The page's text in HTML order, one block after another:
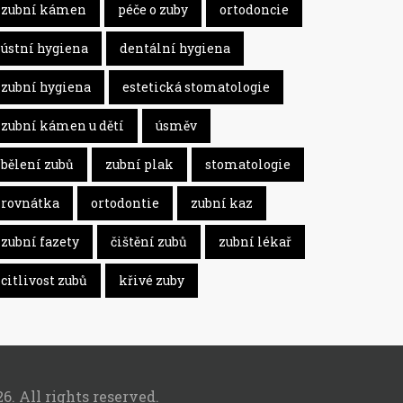
zubní kámen péče o zuby ortodoncie
ústní hygiena dentální hygiena
zubní hygiena estetická stomatologie
zubní kámen u dětí úsměv
bělení zubů zubní plak stomatologie
rovnátka ortodontie zubní kaz
zubní fazety čištění zubů zubní lékař
citlivost zubů křivé zuby
All rights reserved.